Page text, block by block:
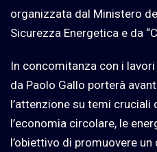
organizzata dal Ministero
Sicurezza Energetica e da
In concomitanza con i lavori
da Paolo Gallo porterà
l’attenzione su temi cruciali
l’economia circolare, le
l’obiettivo di promuovere